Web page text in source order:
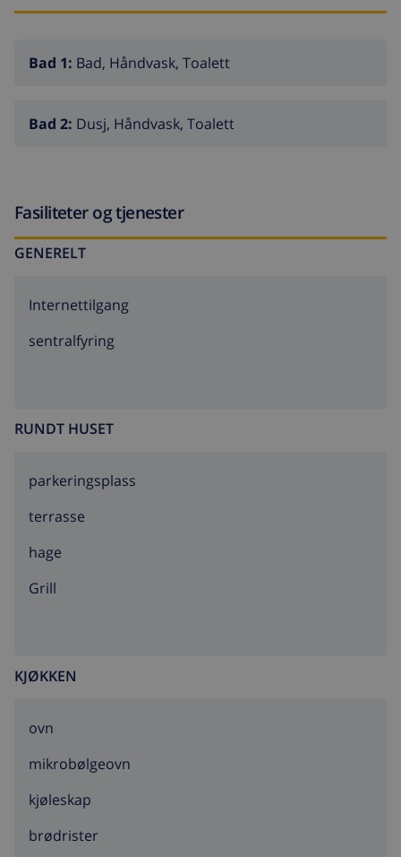
Bad 1: Bad, Håndvask, Toalett
Bad 2: Dusj, Håndvask, Toalett
Fasiliteter og tjenester
GENERELT
Internettilgang
sentralfyring
RUNDT HUSET
parkeringsplass
terrasse
hage
grill
KJØKKEN
ovn
mikrobølgeovn
kjøleskap
brødrister